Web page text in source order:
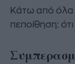
Κάτω από όλα
πεποίθηση: